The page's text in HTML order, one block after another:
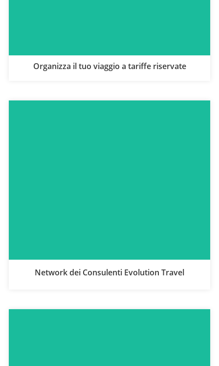
Organizza il tuo viaggio a tariffe riservate
Network dei Consulenti Evolution Travel